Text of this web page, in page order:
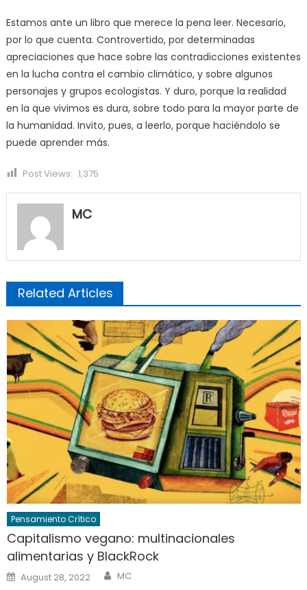
Estamos ante un libro que merece la pena leer. Necesario,
por lo que cuenta. Controvertido, por determinadas
apreciaciones que hace sobre las contradicciones existentes
en la lucha contra el cambio climático, y sobre algunos
personajes y grupos ecologistas. Y duro, porque la realidad
en la que vivimos es dura, sobre todo para la mayor parte de
la humanidad. Invito, pues, a leerlo, porque haciéndolo se
puede aprender más.
Post Views: 1,375
MC
Related Articles
Pensamiento Crítico
Capitalismo vegano: multinacionales
alimentarias y BlackRock
Posted
on
August 28, 2022 Author
MC